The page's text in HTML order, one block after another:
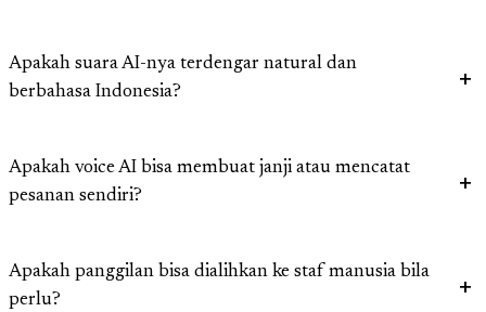
Apakah suara AI-nya terdengar natural dan
berbahasa Indonesia?
Apakah voice AI bisa membuat janji atau mencatat
pesanan sendiri?
Apakah panggilan bisa dialihkan ke staf manusia bila
perlu?